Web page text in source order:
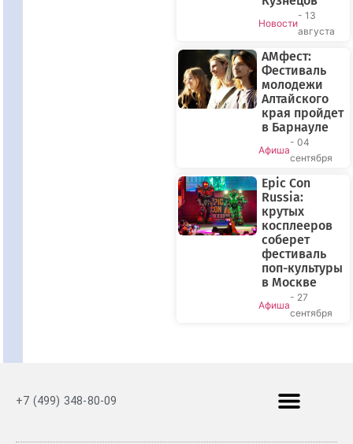
Новости
- 13
августа
АМфест:
Фестиваль
молодежи
Алтайского
края пройдет
в Барнауле
Афиша
- 04
сентября
Epic Con
Russia:
крутых
косплееров
соберет
фестиваль
поп-культуры
в Москве
Афиша
- 27
сентября
+7 (499) 348-80-09